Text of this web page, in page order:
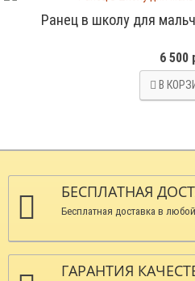
Ранец в школу для
6 500
В
БЕСПЛАТНАЯ
Бесплатная доставка в
ГАРАНТИЯ